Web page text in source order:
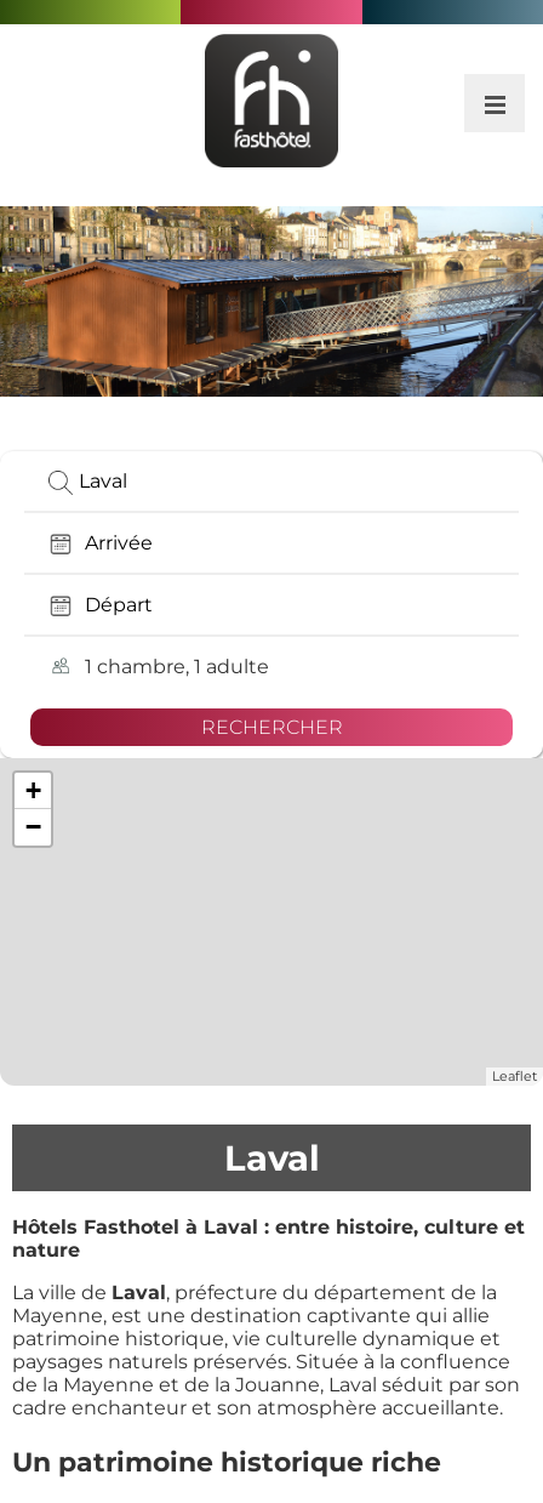
1 chambre, 1 adulte
+
−
Leaflet
Laval
Hôtels Fasthotel à Laval : entre histoire, culture et
nature
La ville de Laval, préfecture du département de la
Mayenne, est une destination captivante qui allie
patrimoine historique, vie culturelle dynamique et
paysages naturels préservés. Située à la confluence
de la Mayenne et de la Jouanne, Laval séduit par son
cadre enchanteur et son atmosphère accueillante.
Un patrimoine historique riche